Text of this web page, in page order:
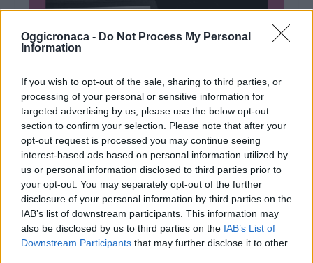
Oggicronaca - Do Not Process My Personal
Information
If you wish to opt-out of the sale, sharing to third parties, or
processing of your personal or sensitive information for
targeted advertising by us, please use the below opt-out
section to confirm your selection. Please note that after your
opt-out request is processed you may continue seeing
interest-based ads based on personal information utilized by
us or personal information disclosed to third parties prior to
your opt-out. You may separately opt-out of the further
disclosure of your personal information by third parties on the
IAB’s list of downstream participants. This information may
also be disclosed by us to third parties on the IAB’s List of
Downstream Participants that may further disclose it to other